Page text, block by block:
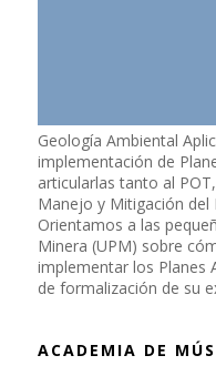
Geología Ambiental
implementación de
articularlas tanto al
Manejo y Mitigación del
Orientamos a las
Minera (UPM) sobre
implementar los Planes
de formalización de su
ACADEMIA DE